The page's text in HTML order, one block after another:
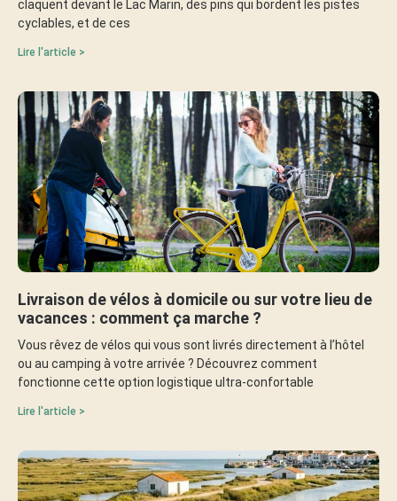
claquent devant le Lac Marin, des pins qui bordent les pistes
cyclables, et de ces
Lire l'article >
Livraison de vélos à domicile ou sur votre lieu de
vacances : comment ça marche ?
Vous rêvez de vélos qui vous sont livrés directement à l’hôtel
ou au camping à votre arrivée ? Découvrez comment
fonctionne cette option logistique ultra-confortable
Lire l'article >